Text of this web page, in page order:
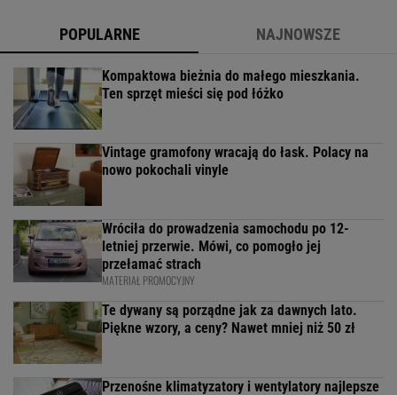
POPULARNE NAJNOWSZE
Kompaktowa bieżnia do małego mieszkania.
Ten sprzęt mieści się pod łóżko
Vintage gramofony wracają do łask. Polacy na
nowo pokochali vinyle
Wróciła do prowadzenia samochodu po 12-
letniej przerwie. Mówi, co pomogło jej
przełamać strach
MATERIAŁ PROMOCYJNY
Te dywany są porządne jak za dawnych lato.
Piękne wzory, a ceny? Nawet mniej niż 50 zł
Przenośne klimatyzatory i wentylatory najlepsze